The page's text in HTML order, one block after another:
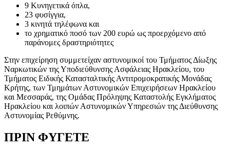
9 Κυνηγετικά όπλα,
23 φυσίγγια,
3 κινητά τηλέφωνα και
το χρηματικό ποσό των 200 ευρώ ως προερχόμενο από
παράνομες δραστηριότητες
Στην επιχείρηση συμμετείχαν αστυνομικοί του Τμήματος Δίωξης
Ναρκωτικών της Υποδιεύθυνσης Ασφάλειας Ηρακλείου, του
Τμήματος Ειδικής Κατασταλτικής Αντιτρομοκρατικής Μονάδας
Κρήτης, των Τμημάτων Αστυνομικών Επιχειρήσεων Ηρακλείου
και Μεσσαράς, της Ομάδας Πρόληψης Καταστολής Εγκλήματος
Ηρακλείου και λοιπών Αστυνομικών Υπηρεσιών της Διεύθυνσης
Αστυνομίας Ρεθύμνης.
ΠΡΙΝ ΦΥΓΕΤΕ